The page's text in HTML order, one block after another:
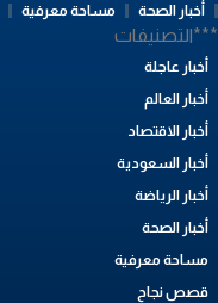
أخبار الصحة
مساحة معرفية
أخبار عاجلة
أخبار العالم
أخبار الاقتصاد
أخبار السعودية
أخبار الرياضة
أخبار الصحة
مساحة معرفية
قصص نجاح